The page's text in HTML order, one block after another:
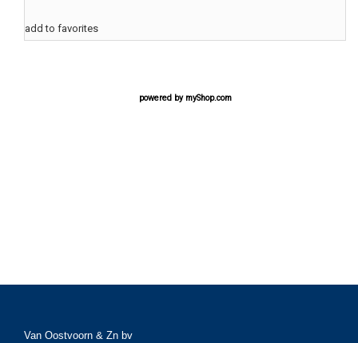
add to favorites
powered by myShop.com
Van Oostvoorn & Zn bv